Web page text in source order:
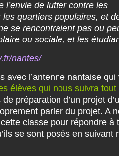
l’envie de lutter contre les
les quartiers populaires, et
se rencontraient pas ou
ou sociale, et les
nantes/
avec l’antenne nantaise
élèves qui nous suivra
préparation d’un projet
parler du projet. A
classe pour répondre à
se sont posés en suivant